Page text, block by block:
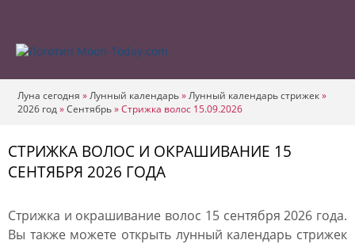
Луна сегодня »Лунный календарь»Лунный календарь стрижек»
2026 год»Сентябрь»Стрижка волос 15.09.2026
СТРИЖКА ВОЛОС И ОКРАШИВАНИЕ 15
СЕНТЯБРЯ 2026 ГОДА
Стрижка и окрашивание волос 15 сентября 2026 года.
Вы также можете открыть лунный календарь стрижек